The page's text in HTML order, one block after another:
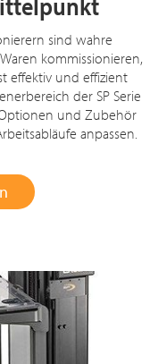
sind wahre
kommissionieren,
effektiv und effizient
der SP Serie
und Zubehör
anpassen.